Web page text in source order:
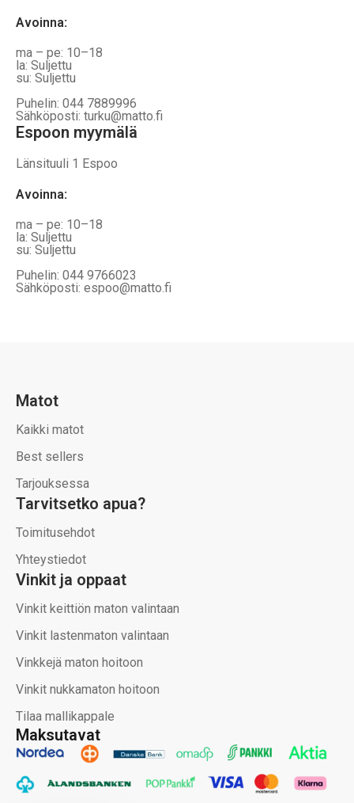
Avoinna:
ma – pe: 10–18
la: Suljettu
su: Suljettu
Puhelin: 044 7889996
Sähköposti: turku@matto.fi
Espoon myymälä
Länsituuli 1 Espoo
Avoinna:
ma – pe: 10–18
la: Suljettu
su: Suljettu
Puhelin: 044 9766023
Sähköposti: espoo@matto.fi
Maksutavat
Matot
Kaikki matot
Best sellers
Tarjouksessa
Tarvitsetko apua?
Toimitusehdot
Yhteystiedot
Vinkit ja oppaat
Vinkit keittiön maton valintaan
Vinkit lastenmaton valintaan
Vinkkejä maton hoitoon
Vinkit nukkamaton hoitoon
Tilaa mallikappale